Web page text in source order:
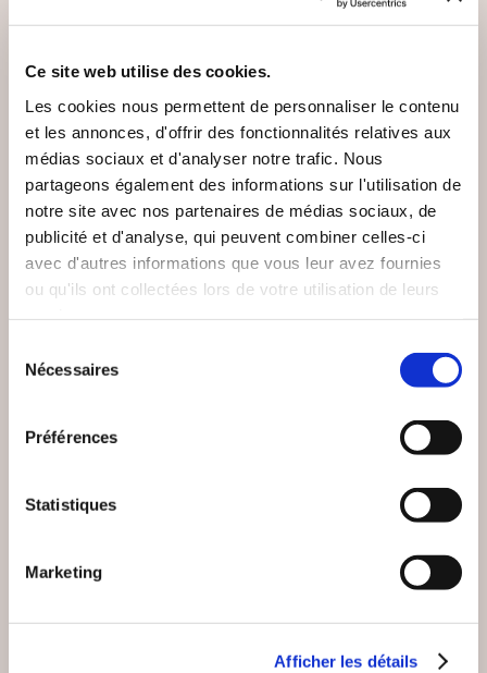
Ce site web utilise des cookies.
Les cookies nous permettent de personnaliser le contenu
et les annonces, d'offrir des fonctionnalités relatives aux
médias sociaux et d'analyser notre trafic. Nous
partageons également des informations sur l'utilisation de
notre site avec nos partenaires de médias sociaux, de
publicité et d'analyse, qui peuvent combiner celles-ci
avec d'autres informations que vous leur avez fournies
ou qu'ils ont collectées lors de votre utilisation de leurs
Nécessaires
Préférences
Statistiques
Marketing
Afficher les détails
HERMETICA -
Esotérisme
(0 avis)
HERMETICA -